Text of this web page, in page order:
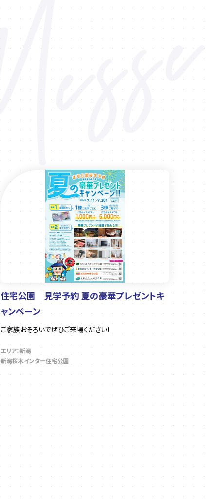
住宅公園 見学予約 夏の豪華プレゼントキ
ャンペーン
ご家族おそろいでぜひご来場ください！
エリア：新潟
新潟桜木インター住宅公園